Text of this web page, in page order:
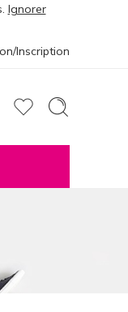
Ignorer
Inscription